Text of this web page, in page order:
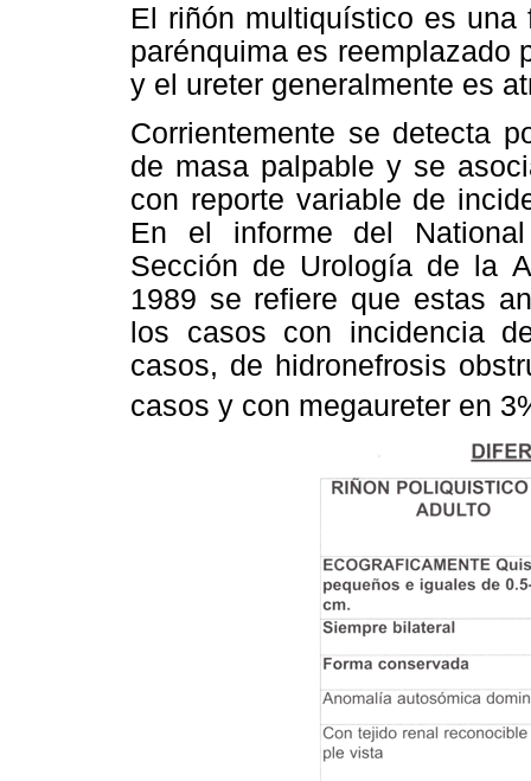
El riñón multiquístico es
parénquima es reemplazado
y el ureter generalmente es
Corrientemente se detecta
de masa palpable y se
con reporte variable de
En el informe del
Sección de Urología de la
1989 se refiere que estas
los casos con incidencia
casos, de hidronefrosis
casos y con megaureter en